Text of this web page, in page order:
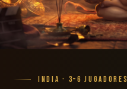
INDIA · 3–6 JUGADORES